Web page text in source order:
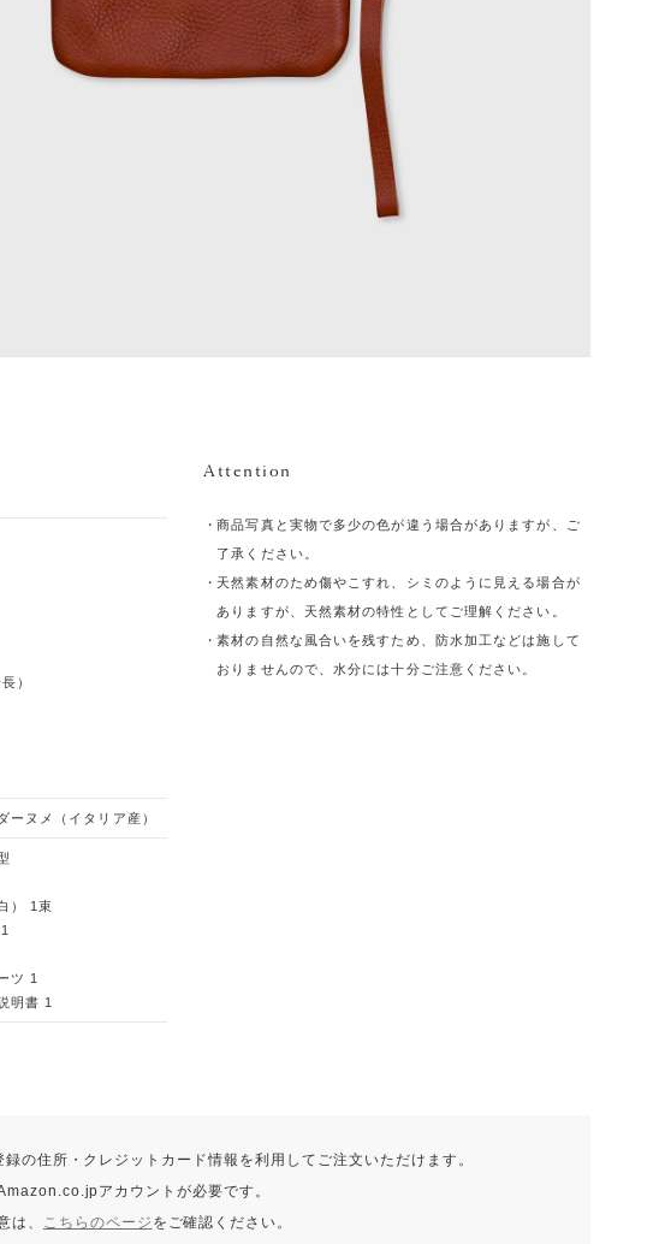
）
ーヌメ（イタリア産）
） 1束
ツ 1
明書 1
Attention
商品写真と実物で多少の色が違う場合がありますが、ご
了承ください。
天然素材のため傷やこすれ、シミのように見える場合が
ありますが、天然素材の特性としてご理解ください。
素材の自然な風合いを残すため、防水加工などは施して
おりませんので、水分には十分ご注意ください。
の住所・クレジットカード情報を利用してご注文いただけます。
アカウントが必要です。
は、 こちらのページ をご確認ください。